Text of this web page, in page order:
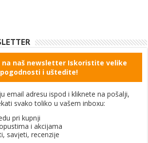
naš newsletter Iskoristite velike
pogodnosti i uštedite!
email adresu ispod i kliknete na pošalji,
svako toliko u vašem inboxu:
pri kupnji
i akcijama
savjeti, recenzije